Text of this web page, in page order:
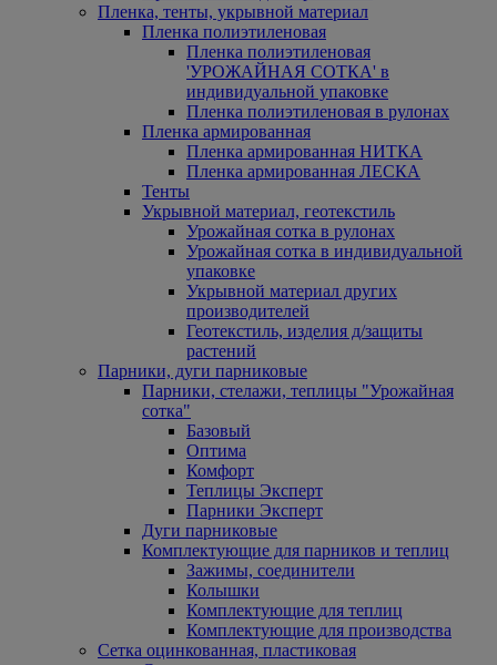
Пленка, тенты, укрывной материал
Пленка полиэтиленовая
Пленка полиэтиленовая
'УРОЖАЙНАЯ СОТКА' в
индивидуальной упаковке
Пленка полиэтиленовая в рулонах
Пленка армированная
Пленка армированная НИТКА
Пленка армированная ЛЕСКА
Тенты
Укрывной материал, геотекстиль
Урожайная сотка в рулонах
Урожайная сотка в индивидуальной
упаковке
Укрывной материал других
производителей
Геотекстиль, изделия д/защиты
растений
Парники, дуги парниковые
Парники, стелажи, теплицы "Урожайная
сотка"
Базовый
Оптима
Комфорт
Теплицы Эксперт
Парники Эксперт
Дуги парниковые
Комплектующие для парников и теплиц
Зажимы, соединители
Колышки
Комплектующие для теплиц
Комплектующие для производства
Сетка оцинкованная, пластиковая